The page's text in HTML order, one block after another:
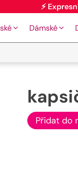
Dámské
Přidat do